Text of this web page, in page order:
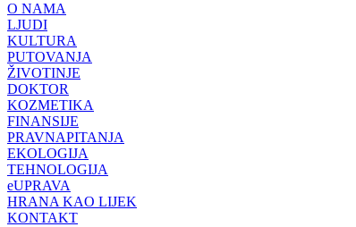
O NAMA
LJUDI
KULTURA
PUTOVANJA
ŽIVOTINJE
DOKTOR
KOZMETIKA
FINANSIJE
PRAVNAPITANJA
EKOLOGIJA
TEHNOLOGIJA
eUPRAVA
HRANA KAO LIJEK
KONTAKT